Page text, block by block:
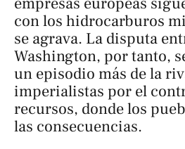
con los hidrocarburos
se agrava. La disputa
Washington, por tanto,
un episodio más de la
imperialistas por el
recursos, donde los
las consecuencias.